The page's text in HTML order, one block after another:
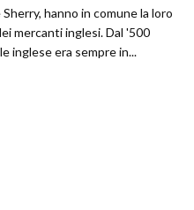
hanno in comune la loro
mercanti inglesi. Dal '500
inglese era sempre in...